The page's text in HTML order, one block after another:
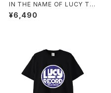
IN THE NAME OF LUCY Tシ
ャツ_Red Medicine 1014-23
0221313
¥6,490